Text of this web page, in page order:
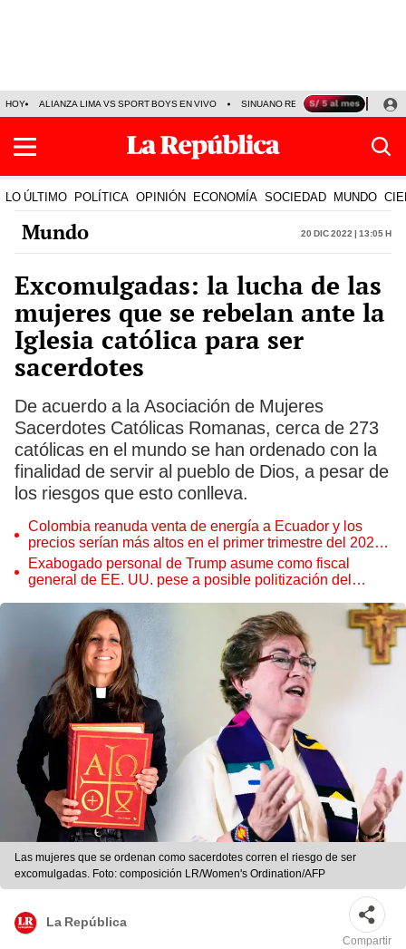
HOY ALIANZA LIMA VS SPORT BOYS EN VIVO SINUANO RESULTADOS HOY
LO ÚLTIMO POLÍTICA OPINIÓN ECONOMÍA SOCIEDAD MUNDO
Mundo 20 Dic 2022 | 13:05 h
Excomulgadas: la lucha de las
mujeres que se rebelan ante la
Iglesia católica para ser
sacerdotes
De acuerdo a la Asociación de Mujeres
Sacerdotes Católicas Romanas, cerca de 273
católicas en el mundo se han ordenado con la
finalidad de servir al pueblo de Dios, a pesar de
los riesgos que esto conlleva.
Colombia reanuda venta de energía a Ecuador y los
precios serían más altos en el primer trimestre del 2027,
según Cenace
Exabogado personal de Trump asume como fiscal
general de EE. UU. pese a posible politización del
Las mujeres que se ordenan como sacerdotes corren el riesgo de ser
excomulgadas. Foto: composición LR/Women's Ordination/AFP
La República
Compartir